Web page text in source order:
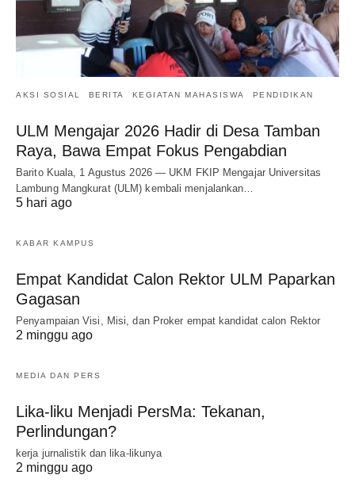
AKSI SOSIAL BERITA KEGIATAN MAHASISWA PENDIDIKAN
ULM Mengajar 2026 Hadir di Desa Tamban
Raya, Bawa Empat Fokus Pengabdian
Barito Kuala, 1 Agustus 2026 — UKM FKIP Mengajar Universitas
Lambung Mangkurat (ULM) kembali menjalankan…
5 hari ago
KABAR KAMPUS
Empat Kandidat Calon Rektor ULM Paparkan
Gagasan
Penyampaian Visi, Misi, dan Proker empat kandidat calon Rektor
2 minggu ago
MEDIA DAN PERS
Lika-liku Menjadi PersMa: Tekanan,
Perlindungan?
kerja jurnalistik dan lika-likunya
2 minggu ago